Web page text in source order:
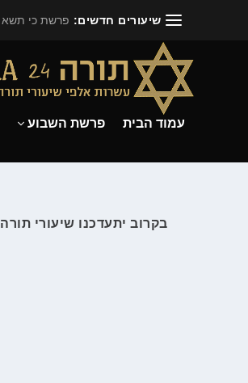
שיעורים חדשים: פרשת כי תשא
עמוד הבית פרשת השבוע
בקרוב יתעדכנו שיעורי